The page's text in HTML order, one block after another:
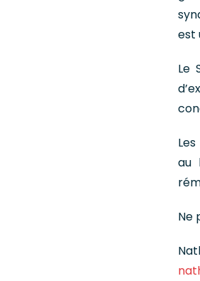
est
Le
au
Ne